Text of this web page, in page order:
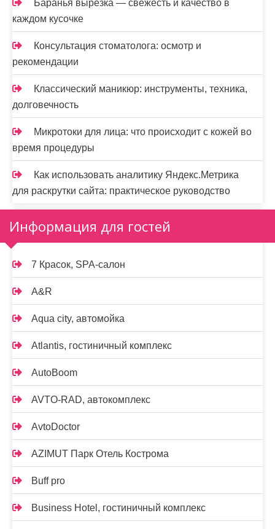
Баранья вырезка — свежесть и качество в
каждом кусочке
Консультация стоматолога: осмотр и
рекомендации
Классический маникюр: инструменты, техника,
долговечность
Микротоки для лица: что происходит с кожей во
время процедуры
Как использовать аналитику Яндекс.Метрика
для раскрутки сайта: практическое руководство
Информация для гостей
7 Красок, SPA-салон
A&R
Aqua city, автомойка
Atlantis, гостиничный комплекс
AutoBoom
AVTO-RAD, автокомплекс
AvtoDoctor
AZIMUT Парк Отель Кострома
Buff pro
Business Hotel, гостиничный комплекс